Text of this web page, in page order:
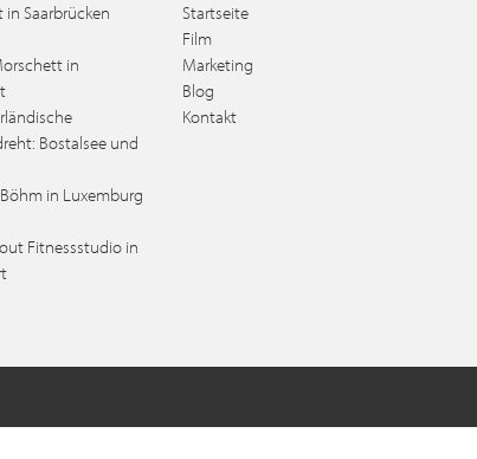
Saarbrücken
in
Bostalsee und
in Luxemburg
Fitnessstudio in
Startseite
Film
Marketing
Blog
Kontakt